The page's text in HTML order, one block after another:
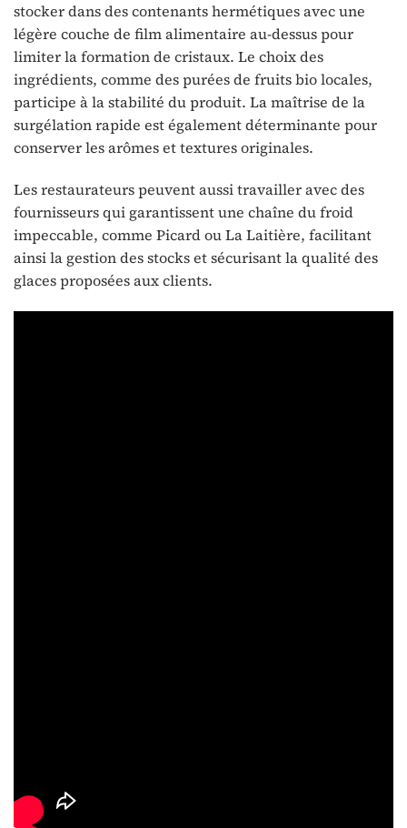
stocker dans des contenants hermétiques avec une
légère couche de film alimentaire au-dessus pour
limiter la formation de cristaux. Le choix des
ingrédients, comme des purées de fruits bio locales,
participe à la stabilité du produit. La maîtrise de la
surgélation rapide est également déterminante pour
conserver les arômes et textures originales.
Les restaurateurs peuvent aussi travailler avec des
fournisseurs qui garantissent une chaîne du froid
impeccable, comme Picard ou La Laitière, facilitant
ainsi la gestion des stocks et sécurisant la qualité des
glaces proposées aux clients.